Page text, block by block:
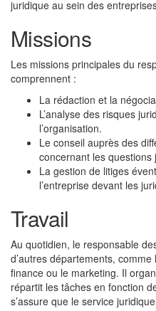
juridique au sein des
Missions
Les missions principales du
comprennent :
La rédaction et la
L’analyse des risques
l’organisation.
Le conseil auprès des
concernant les questions
La gestion de litiges
l’entreprise devant les
Travail
Au quotidien, le responsable
d’autres départements,
finance ou le marketing. Il
répartit les tâches en fonction
s’assure que le service